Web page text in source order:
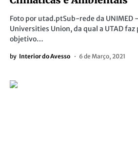
Foto por utad.ptSub-rede da UNIMED
Universities Union, da qual a UTAD
objetivo…
by Interior do Avesso 6 de Março, 2021